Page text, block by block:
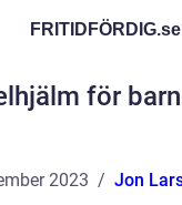
FRITIDFÖRDIG.se
för
2023 Jon